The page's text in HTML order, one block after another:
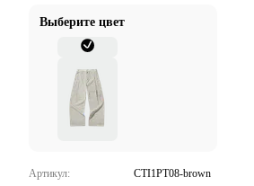
Выберите цвет
Артикул:
CTI1PT08-brown